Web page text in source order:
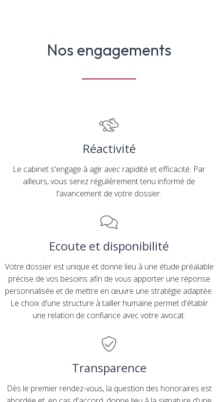
Nos engagements
Réactivité
Le cabinet s'engage à agir avec rapidité et efficacité. Par
ailleurs, vous serez régulièrement tenu informé de
l'avancement de votre dossier.
Ecoute et disponibilité
Votre dossier est unique et donne lieu à une étude préalable
précise de vos besoins afin de vous apporter une réponse
personnalisée et de mettre en œuvre une stratégie adaptée.
Le choix d'une structure à tailler humaine permet d'établir
une relation de confiance avec votre avocat.
Transparence
Dès le premier rendez-vous, la question des honoraires est